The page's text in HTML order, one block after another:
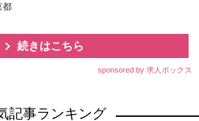
都
続きはこちら
sponsored by 求人ボックス
記事ランキング